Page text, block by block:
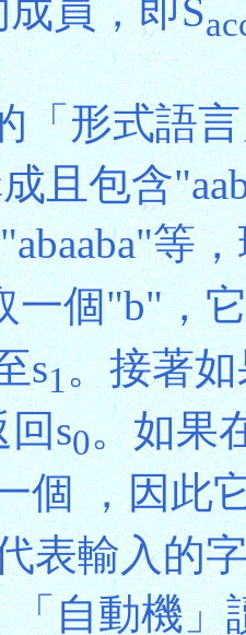
成員，即S
「形式語
且包含
等
一個"b"，
s1。接著
s0。如果
個 ，因此
表輸入的
自動機」